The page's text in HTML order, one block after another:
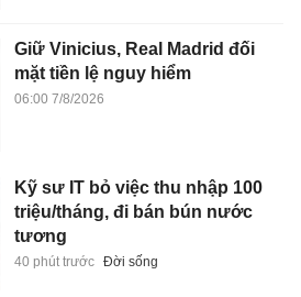
Giữ Vinicius, Real Madrid đối
mặt tiền lệ nguy hiểm
06:00 7/8/2026
Kỹ sư IT bỏ việc thu nhập 100
triệu/tháng, đi bán bún nước
tương
40 phút trước Đời sống